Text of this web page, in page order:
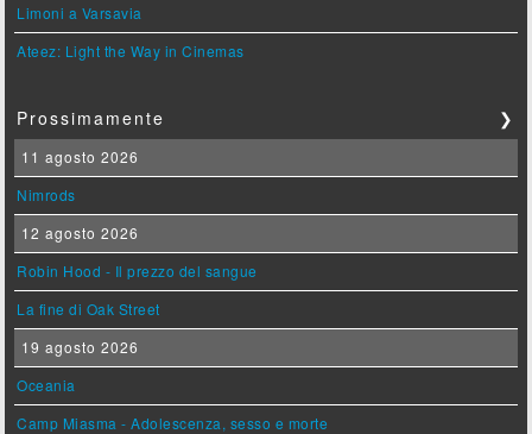
Limoni a Varsavia
Ateez: Light the Way in Cinemas
Prossimamente ❯
11 agosto 2026
Nimrods
12 agosto 2026
Robin Hood - Il prezzo del sangue
La fine di Oak Street
19 agosto 2026
Oceania
Camp Miasma - Adolescenza, sesso e morte